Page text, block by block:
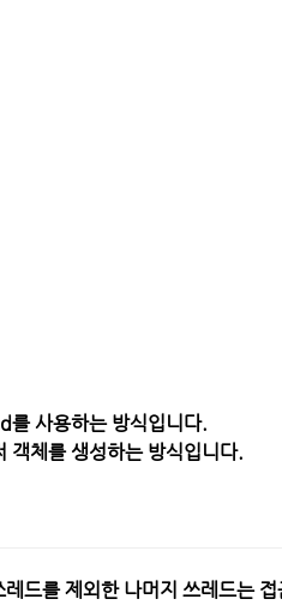
사용하는 방식입니다.
체를 생성하는 방식입니다.
드를 제외한 나머지 쓰레드는